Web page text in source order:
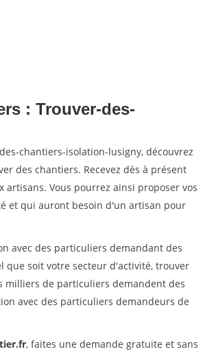
: Trouver-des-
chantiers-isolation-lusigny, découvrez
des chantiers. Recevez dès à présent
Vous pourrez ainsi proposer vos
et qui auront besoin d'un artisan pour
avec des particuliers demandant des
que soit votre secteur d'activité, trouver
milliers de particuliers demandent des
avec des particuliers demandeurs de
, faites une demande gratuite et sans